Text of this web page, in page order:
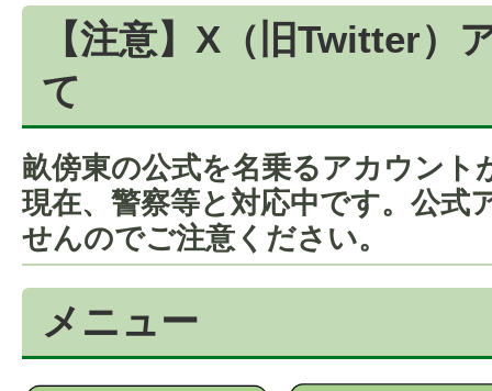
【注意】X（旧Twitter）
て
畝傍東の公式を名乗るアカウント
現在、警察等と対応中です。公式
せんのでご注意ください。
メニュー